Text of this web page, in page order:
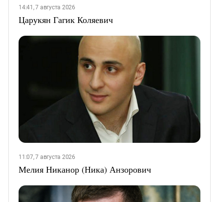
14:41, 7 августа 2026
Царукян Гагик Коляевич
11:07, 7 августа 2026
Мелия Никанор (Ника) Анзорович